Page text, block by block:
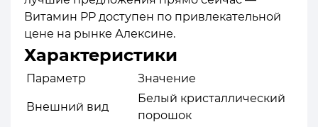
Витамин PP доступен по привлекательной
цене на рынке Алексине.
Характеристики
Параметр Значение
Внешний вид
Белый кристаллический
порошок